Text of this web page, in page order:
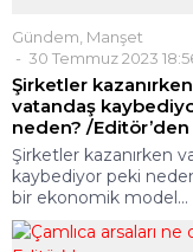
Gündem Manşet
30 Temmuz 2023
Şirketler kazanırken
vatandaş
neden? /Editör’den
Şirketler kazanırken
kaybediyor peki
bir ekonomik model...